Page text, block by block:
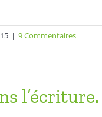
| 9 Commentaires
l’écriture.